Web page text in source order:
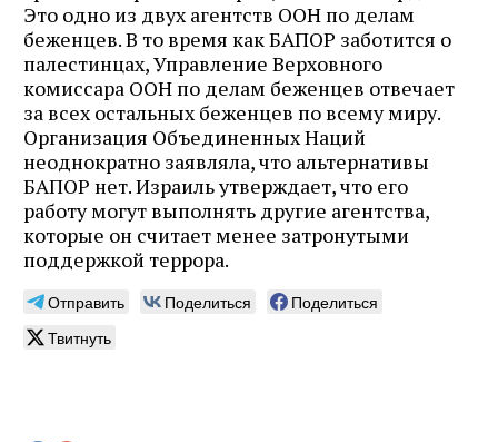
Это одно из двух агентств ООН по делам
беженцев. В то время как БАПОР заботится о
палестинцах, Управление Верховного
комиссара ООН по делам беженцев отвечает
за всех остальных беженцев по всему миру.
Организация Объединенных Наций
неоднократно заявляла, что альтернативы
БАПОР нет. Израиль утверждает, что его
работу могут выполнять другие агентства,
которые он считает менее затронутыми
поддержкой террора.
Отправить Поделиться
Поделиться
Твитнуть